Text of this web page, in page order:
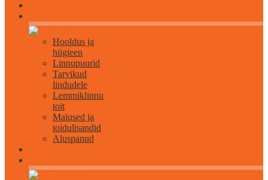
Hooldus ja
hügieen
Linnupuurid
Tarvikud
lindudele
Lemmiklinnu
toit
Maiused ja
toidulisandid
Aluspanud